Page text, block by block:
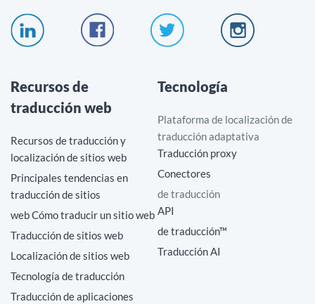
Recursos de
traducción web
Recursos de traducción y
localización de sitios web
Principales tendencias en
traducción de sitios
web Cómo traducir un sitio web
Traducción de sitios web
Localización de sitios web
Tecnología de traducción
Traducción de aplicaciones
Tecnología
Plataforma de localización de
traducción adaptativa
Traducción proxy
Conectores
de traducción
API
de traducción™
Traducción AI